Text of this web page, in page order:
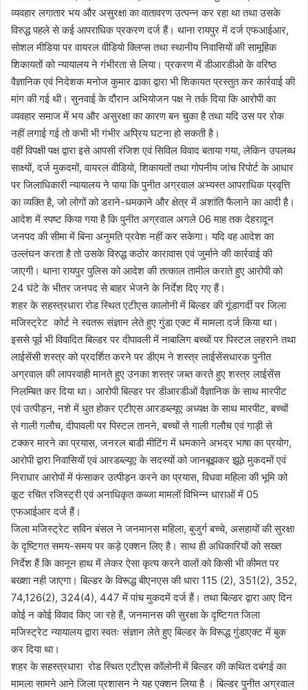
व्यवहार लगातार भय और असुरक्षा का वातावरण उत्पन्न कर रहा था तथा उसके
विरुद्ध पहले से कई आपराधिक प्रकरण दर्ज हैं। थाना रायपुर में दर्ज एफआईआर,
सोशल मीडिया पर वायरल वीडियो क्लिप्स तथा स्थानीय निवासियों की सामूहिक
शिकायतों को न्यायालय ने गंभीरता से लिया। प्रकरण में डीआरडीओ के वरिष्ठ
वैज्ञानिक एवं निदेशक मनोज कुमार ढाका द्वारा भी शिकायत प्रस्तुत कर कार्रवाई की
मांग की गई थी। सुनवाई के दौरान अभियोजन पक्ष ने तर्क दिया कि आरोपी का
व्यवहार समाज में भय और असुरक्षा का कारण बन चुका है तथा यदि उस पर रोक
नहीं लगाई गई तो कभी भी गंभीर अप्रिय घटना हो सकती है।
वहीं विपक्षी पक्ष द्वारा इसे आपसी रंजिश एवं सिविल विवाद बताया गया, लेकिन उपलब्ध
साक्ष्यों, दर्ज मुकदमों, वायरल वीडियो, शिकायतों तथा गोपनीय जांच रिपोर्ट के आधार
पर जिलाधिकारी न्यायालय ने पाया कि पुनीत अग्रवाल अभ्यस्त आपराधिक प्रवृत्ति
का व्यक्ति है, जो लोगों को डराने-धमकाने और क्षेत्र में अशांति फैलाने का आदी है।
आदेश में स्पष्ट किया गया है कि पुनीत अग्रवाल अगले 06 माह तक देहरादून
जनपद की सीमा में बिना अनुमति प्रवेश नहीं कर सकेगा। यदि वह आदेश का
उल्लंघन करता है तो उसके विरुद्ध कठोर कारावास एवं जुर्माने की कार्रवाई की
जाएगी। थाना रायपुर पुलिस को आदेश की तत्काल तामील कराते हुए आरोपी को
24 घंटे के भीतर जनपद से बाहर भेजने के निर्देश दिए गए हैं।
शहर के सहस्त्रधारा रोड स्थित एटीएस कालोनी में बिल्डर की गूंडागर्दी पर जिला
मजिस्ट्रेट कोर्ट ने स्वतरू संज्ञान लेते हुए गुंडा एक्ट में मामला दर्ज किया था।
इससे पूर्व भी विवादित बिल्डर पर दीपावली में नाबालिग बच्चों पर पिस्टल लहराने तथा
लाईसेंसी शस्त्र को प्रदर्शित करने पर डीएम ने शस्त्र लाईसेंसधारक पुनीत
अग्रवाल की लापरवाही मानते हुए उनका शस्त्र जब्त करते हुए शस्त्र लाईसेंस
निलम्बित कर दिया था। आरोपी बिल्डर पर डीआरडीओं वैज्ञानिक के साथ मारपीट
एवं उत्पीड़न, नशे में धुत होकर एटीएस आरडब्ल्यूए अध्यक्ष के साथ मारपीट, बच्चों
से गाली गलौच, दीपावली पर पिस्टल तानने, बच्चों से गाली गलौच एवं गाड़ी से
टक्कर मारने का प्रयास, जनरल बाडी मीटिंग में धमकाने अभद्र भाषा का प्रयोग,
आरोपी द्वारा निवासियों एवं आरडब्ल्यूए के सदस्यों को जानबूझकर झूठे मुकदमों एवं
निराधार आरोपों में फंसाकर उत्पीड़न करने का प्रयास, विधवा महिला की भूमि को
कूट रचित रजिस्ट्री एवं अनाधिकृत कब्जा मामलों विभिन्न धाराओं में 05
एफआईआर दर्ज हैं।
जिला मजिस्ट्रेट सविन बंसल ने जनमानस महिला, बुजुर्ग बच्चे, असहायों की सुरक्षा
के दृष्टिगत समय-समय पर कड़े एक्शन लिए है। साथ ही अधिकारियों को सख्त
निर्देश हैं कि कानून हाथ में लेकर ऐसा कृत्य करने वालों को किसी भी कीमत पर
बख्शा नही जाएगा। बिल्डर के विरूद्ध बीएनएस की धारा 115 (2), 351(2), 352,
74,126(2), 324(4), 447 में पांच मुकदमें दर्ज हैं। तथा बिल्डर द्वारा आए दिन
कोई न कोई विवाद किए जा रहे हैं, जनमानस की सुरक्षा के दृष्टिगत जिला
मजिस्ट्रेट न्यायालय द्वारा स्वतः संज्ञान लेते हुए बिल्डर के विरूद्ध गुंडाएक्ट में बुक
कर दिया था।
शहर के सहस्त्रधारा रोड स्थित एटीएस कॉलोनी में बिल्डर की कथित दबंगई का
मामला सामने आने जिला प्रशासन ने यह एक्शन लिया है । बिल्डर पुनीत अग्रवाल